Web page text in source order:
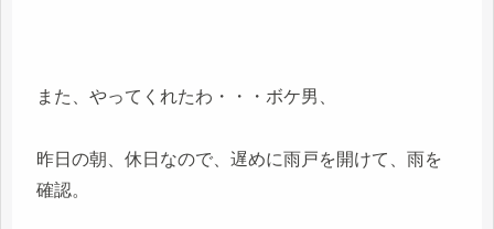
また、やってくれたわ・・・ボケ男、
昨日の朝、休日なので、遅めに雨戸を開けて、雨を
確認。